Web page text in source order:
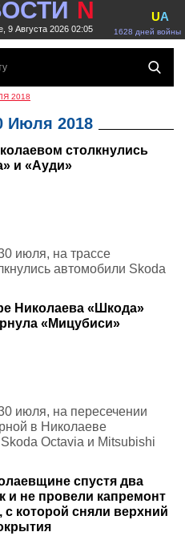
N
9 Августа 2026 02:05 1628 дней войны
UA
2018
Июля 2018
столкнулись
и «Ауди»
июля, на трассе
автомобили Skoda
Николаева «Шкода»
«Мицубиси»
июля, на пересечении
в Николаеве
Octavia и Mitsubishi
спустя два
и не провели капремонт
с которой сняли верхний